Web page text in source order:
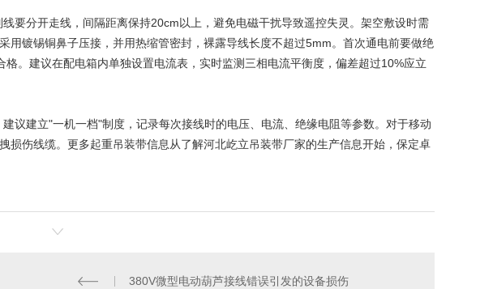
要分开走线，间隔距离保持20cm以上，避免电磁干扰导致遥控失灵。架空敷设时需
用镀锡铜鼻子压接，并用热缩管密封，裸露导线长度不超过5mm。首次通电前要做绝
。建议在配电箱内单独设置电流表，实时监测三相电流平衡度，偏差超过10%应立
议建立"一机一档"制度，记录每次接线时的电压、电流、绝缘电阻等参数。对于移动
伤线缆。更多起重吊装带信息从了解河北屹立吊装带厂家的生产信息开始， 保定卓
380V微型电动葫芦接线错误引发的设备损伤